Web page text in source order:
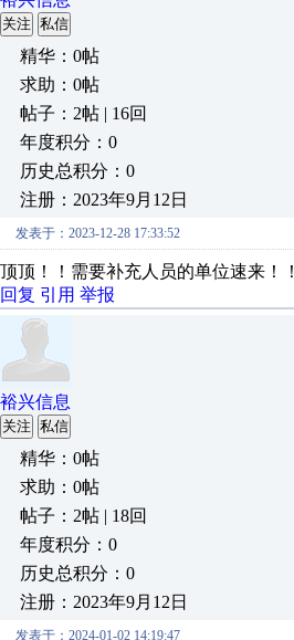
关注 私信
精华：0帖
求助：0帖
帖子：2帖 | 16回
年度积分：0
历史总积分：0
注册：2023年9月12日
发表于：2023-12-28 17:33:52
顶顶！！需要补充人员的单位速来！！
回复 引用 举报
裕兴信息
关注 私信
精华：0帖
求助：0帖
帖子：2帖 | 18回
年度积分：0
历史总积分：0
注册：2023年9月12日
发表于：2024-01-02 14:19:47